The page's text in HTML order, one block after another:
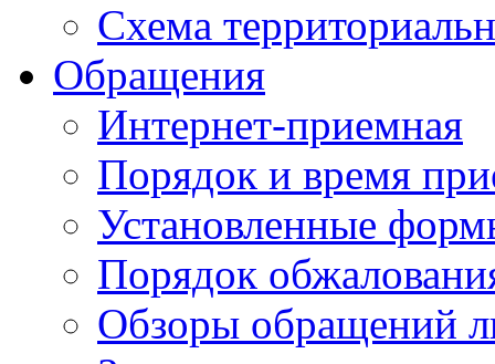
Схема
Обращения
Интернет-приемная
Порядок и время
Установленные
Порядок
Обзоры обращений